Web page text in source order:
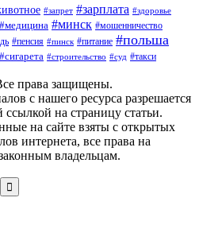
#запрет #зарплата #здоровье
#медицина #минск #мошенничество
#пенсия #пинск #питание #польша
#сигарета #строительство #суд #такси
права защищены.
с нашего ресурса разрешается
ссылкой на страницу статьи.
на сайте взяты с открытых
интернета, все права на
владельцам.